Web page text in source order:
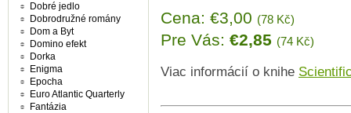
Cena: €3,00 (78 Kč)
Pre Vás: €2,85 (74 Kč)
Viac informácií o knihe
Dobré jedlo
Dobrodružné romány
Dom a Byt
Domino efekt
Dorka
Enigma
Epocha
Euro Atlantic Quarterly
Fantázia